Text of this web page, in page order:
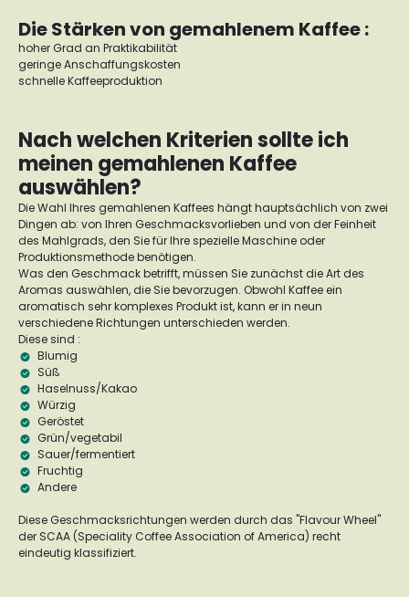
Die Stärken von gemahlenem Kaffee :
hoher Grad an Praktikabilität
geringe Anschaffungskosten
schnelle Kaffeeproduktion
Nach welchen Kriterien sollte ich
meinen gemahlenen Kaffee
auswählen?
Die Wahl Ihres gemahlenen Kaffees hängt hauptsächlich von zwei
Dingen ab: von Ihren Geschmacksvorlieben und von der Feinheit
des Mahlgrads, den Sie für Ihre spezielle Maschine oder
Produktionsmethode benötigen.
Was den Geschmack betrifft, müssen Sie zunächst die Art des
Aromas auswählen, die Sie bevorzugen. Obwohl Kaffee ein
aromatisch sehr komplexes Produkt ist, kann er in neun
verschiedene Richtungen unterschieden werden.
Diese sind :
Blumig
Süß
Haselnuss/Kakao
Würzig
Geröstet
Grün/vegetabil
Sauer/fermentiert
Fruchtig
Andere
Diese Geschmacksrichtungen werden durch das "Flavour Wheel"
der SCAA (Speciality Coffee Association of America) recht
eindeutig klassifiziert.